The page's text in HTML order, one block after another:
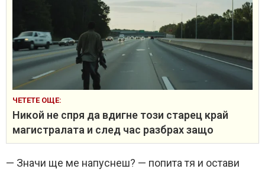
ЧЕТЕТЕ ОЩЕ:
Никой не спря да вдигне този старец край
магистралата и след час разбрах защо
— Значи ще ме напуснеш? — попита тя и остави